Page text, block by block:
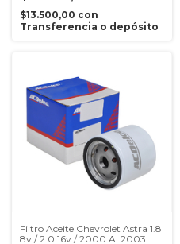
$13.500,00 con
Transferencia o depósito
Filtro Aceite Chevrolet Astra 1.8
8v / 2.0 16v / 2000 Al 2003